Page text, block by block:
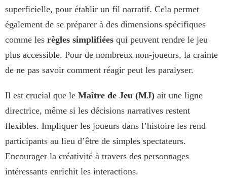
superficielle, pour établir un fil narratif. Cela permet
également de se préparer à des dimensions spécifiques
comme les règles simplifiées qui peuvent rendre le jeu
plus accessible. Pour de nombreux non-joueurs, la crainte
de ne pas savoir comment réagir peut les paralyser.
Il est crucial que le Maître de Jeu (MJ) ait une ligne
directrice, même si les décisions narratives restent
flexibles. Impliquer les joueurs dans l’histoire les rend
participants au lieu d’être de simples spectateurs.
Encourager la créativité à travers des personnages
intéressants enrichit les interactions.